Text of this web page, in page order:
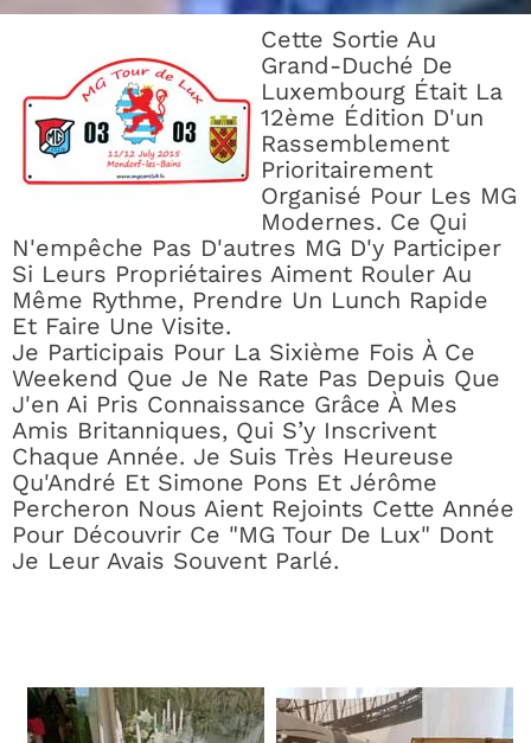
Cette Sortie Au
Grand-Duché De
Luxembourg Était La
12ème Édition D'un
Rassemblement
Prioritairement
Organisé Pour Les MG
Modernes. Ce Qui
N'empêche Pas D'autres MG D'y Participer
Si Leurs Propriétaires Aiment Rouler Au
Même Rythme, Prendre Un Lunch Rapide
Et Faire Une Visite.
Je Participais Pour La Sixième Fois À Ce
Weekend Que Je Ne Rate Pas Depuis Que
J'en Ai Pris Connaissance Grâce À Mes
Amis Britanniques, Qui S’y Inscrivent
Chaque Année. Je Suis Très Heureuse
Qu'André Et Simone Pons Et Jérôme
Percheron Nous Aient Rejoints Cette Année
Pour Découvrir Ce "MG Tour De Lux" Dont
Je Leur Avais Souvent Parlé.